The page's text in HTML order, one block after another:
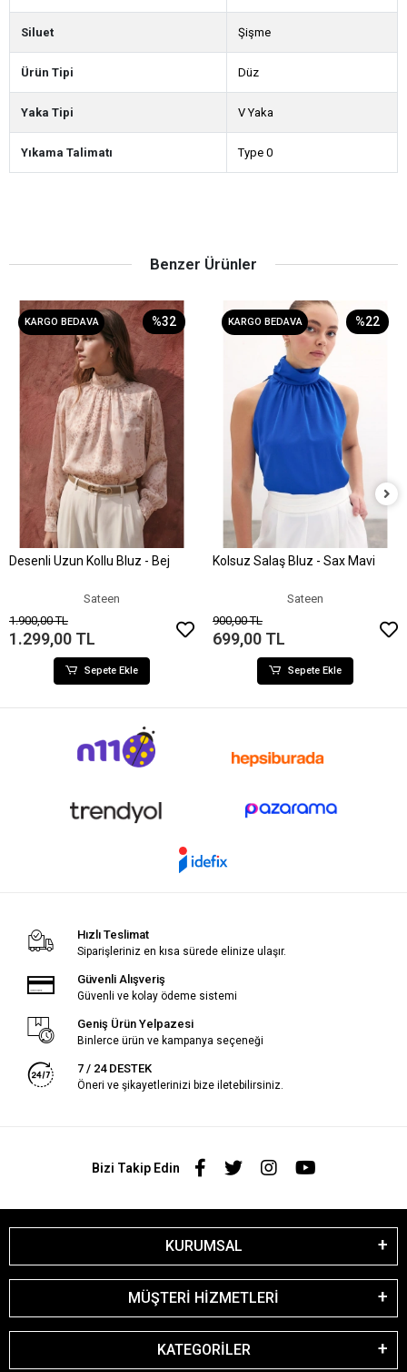
Siluet Şişme
Ürün Tipi Düz
Yaka Tipi V Yaka
Yıkama Talimatı Type 0
Benzer Ürünler
KARGO BEDAVA %32
Sepete Ekle
Desenli Uzun Kollu Bluz - Bej
Sateen
1.900,00 TL
1.299,00 TL
Sepete Ekle
KARGO BEDAVA %22
Sepete Ekle
Kolsuz Salaş Bluz - Sax Mavi
Sateen
900,00 TL
699,00 TL
Sepete Ekle
Hızlı Teslimat
Siparişleriniz en kısa sürede elinize ulaşır.
Güvenli Alışveriş
Güvenli ve kolay ödeme sistemi
Geniş Ürün Yelpazesi
Binlerce ürün ve kampanya seçeneği
7 / 24 DESTEK
Öneri ve şikayetlerinizi bize iletebilirsiniz.
Bizi Takip Edin
KURUMSAL
MÜŞTERİ HİZMETLERİ
KATEGORİLER